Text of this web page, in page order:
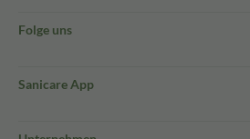
Folge uns
Sanicare App